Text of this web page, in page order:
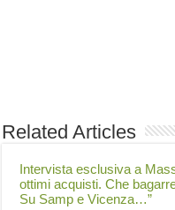
Related Articles
Intervista esclusiva a
ottimi acquisti. Che
Su Samp e Vicenza…”